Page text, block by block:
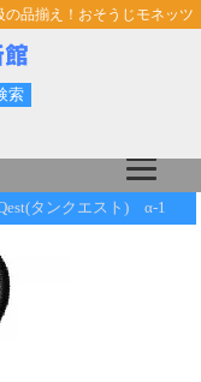
品揃え！おそうじモネッツ
タンクエスト) α-1